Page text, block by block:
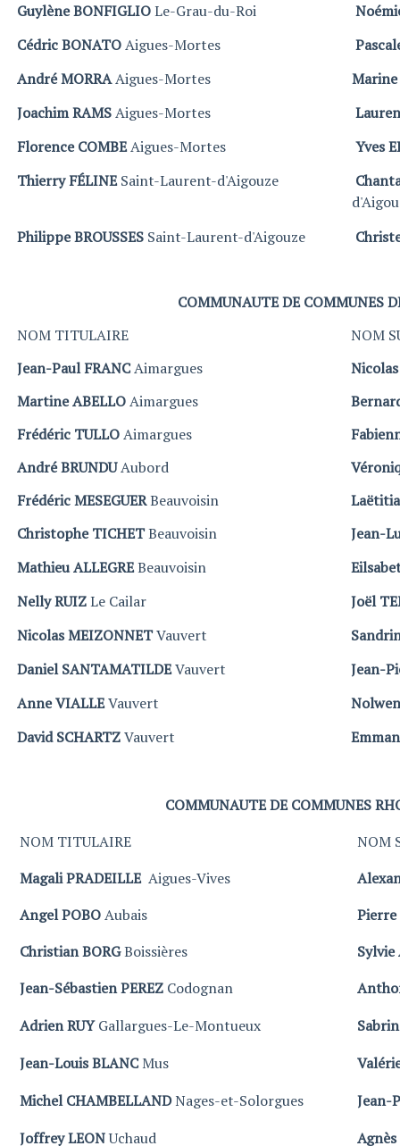
Guylène BONFIGLIOLe-Grau-du-Roi
Cédric BONATOAigues-Mortes
André MORRAAigues-Mortes
Joachim RAMSAigues-Mortes
Florence COMBEAigues-Mortes
Yves
Thierry FÉLINESaint-Laurent-d'Aigouze
Philippe BROUSSES Saint-Laurent-d'Aigouze
COMMUNAUTE DE COMMUNES
NOM TITULAIRE
NOM
Jean-Paul FRANCAimargues
Martine ABELLOAimargues
Frédéric TULLOAimargues
André BRUNDUAubord
Frédéric MESEGUERBeauvoisin
Christophe TICHETBeauvoisin
Jean-
Mathieu ALLEGREBeauvoisin
Nelly RUIZLe Cailar
Joël
Nicolas MEIZONNETVauvert
Daniel SANTAMATILDEVauvert
Jean-
Anne VIALLEVauvert
David SCHARTZVauvert
COMMUNAUTE DE COMMUNES
NOM TITULAIRE
NOM
Magali PRADEILLE Aigues-Vives
Angel POBOAubais
Christian BORGBoissières
Jean-Sébastien PEREZ Codognan
Adrien RUYGallargues-Le-Montueux
Jean-Louis BLANCMus
Michel CHAMBELLANDNages-et-Solorgues
Jean-
Joffrey LEONUchaud